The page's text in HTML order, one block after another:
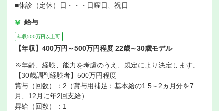
■休診（定休）日・・・日曜日、祝日
給与
年収500万円以上可
【年収】400万円～500万円程度 22歳～30歳モデル
※年齢、経験、能力を考慮のうえ、規定により決定します。
【30歳調剤経験者】500万円程度
賞与（回数）：2（賞与用補足：基本給の1.5～2ヵ月分を7
月、12月に年2回支給）
昇給（回数）：1